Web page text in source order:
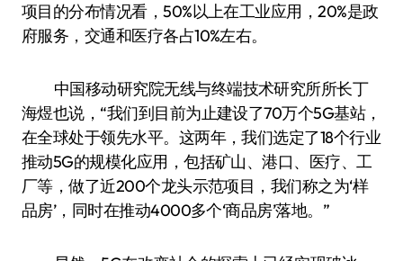
项目的分布情况看，50%以上在工业应用，20%是政
府服务，交通和医疗各占10%左右。
中国移动研究院无线与终端技术研究所所长丁
海煜也说，“我们到目前为止建设了70万个5G基站，
在全球处于领先水平。这两年，我们选定了18个行业
推动5G的规模化应用，包括矿山、港口、医疗、工
厂等，做了近200个龙头示范项目，我们称之为‘样
品房’，同时在推动4000多个‘商品房’落地。”